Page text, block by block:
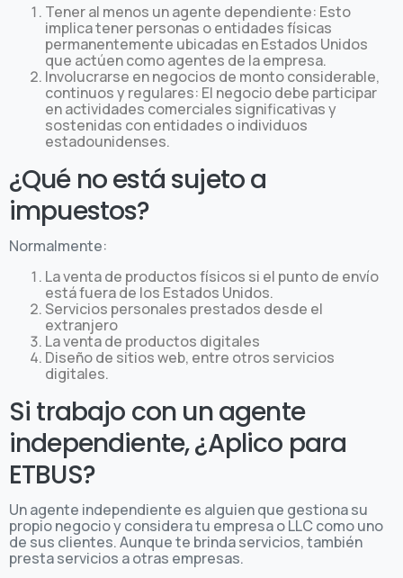
Tener al menos un agente dependiente: Esto
implica tener personas o entidades físicas
permanentemente ubicadas en Estados Unidos
que actúen como agentes de la empresa.
Involucrarse en negocios de monto considerable,
continuos y regulares: El negocio debe participar
en actividades comerciales significativas y
sostenidas con entidades o individuos
estadounidenses.
¿Qué no está sujeto a
impuestos?
Normalmente:
La venta de productos físicos si el punto de envío
está fuera de los Estados Unidos.
Servicios personales prestados desde el
extranjero
La venta de productos digitales
Diseño de sitios web, entre otros servicios
digitales.
Si trabajo con un agente
independiente, ¿Aplico para
ETBUS?
Un agente independiente es alguien que gestiona su
propio negocio y considera tu empresa o LLC como uno
de sus clientes. Aunque te brinda servicios, también
presta servicios a otras empresas.